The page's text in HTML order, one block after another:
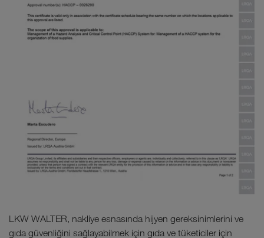
LKW WALTER, nakliye esnasında hijyen gereksinimlerini ve
gıda güvenliğini sağlayabilmek için gıda ve tüketiciler için